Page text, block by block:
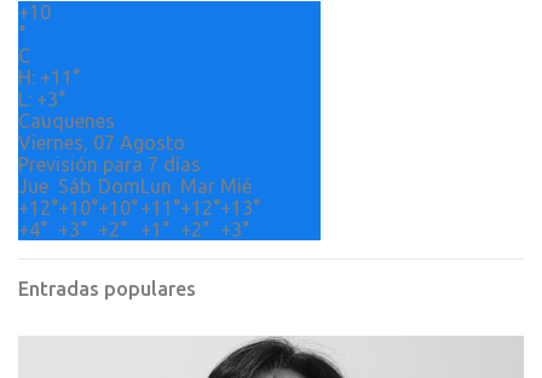
i
s
+10
°
C
H: +11°
L: +3°
Cauquenes
Viernes, 07 Agosto
Previsión para 7 días
Jue Sáb DomLun Mar Mié
+12°+10°+10°+11°+12°+13°
+4° +3° +2° +1° +2° +3°
Entradas populares